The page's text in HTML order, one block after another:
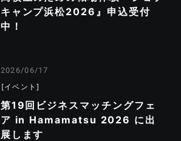
キャンプ浜松2026』申込受付
中！
2026/06/17
イベント
第19回ビジネスマッチングフェ
ア in Hamamatsu 2026 に出
展します